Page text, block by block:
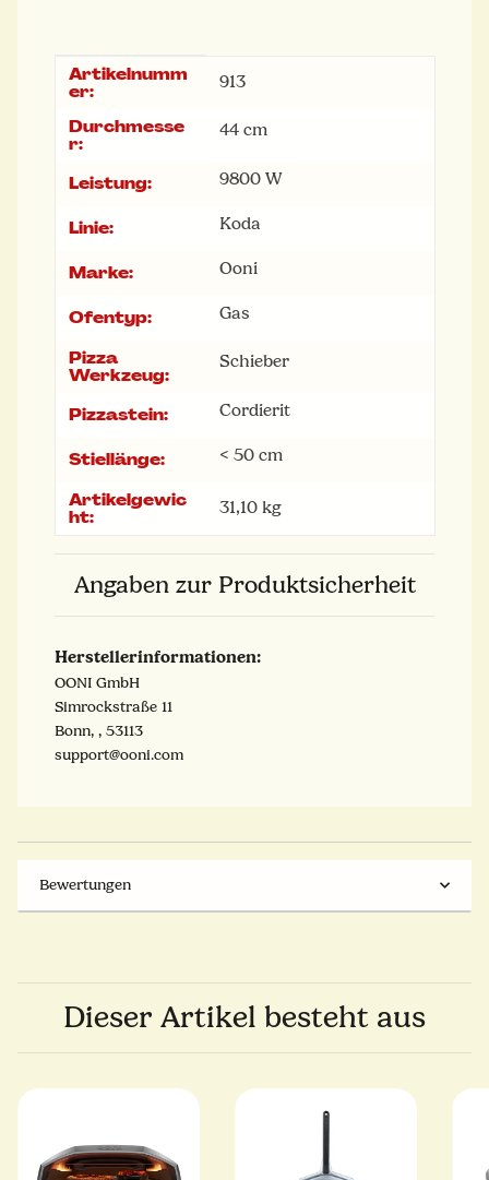
Produkteigenschaft
Wert
Artikelnumm
er:
913
Durchmesse
r:
44 cm
Leistung: 9800 W
Linie: Koda
Marke: Ooni
Ofentyp: Gas
Pizza
Werkzeug:
Schieber
Pizzastein: Cordierit
Stiellänge: < 50 cm
Artikelgewic
ht:
31,10 kg
Angaben zur Produktsicherheit
Herstellerinformationen:
OONI GmbH
Simrockstraße 11
Bonn, , 53113
support@ooni.com
Bewertungen
Dieser Artikel besteht aus